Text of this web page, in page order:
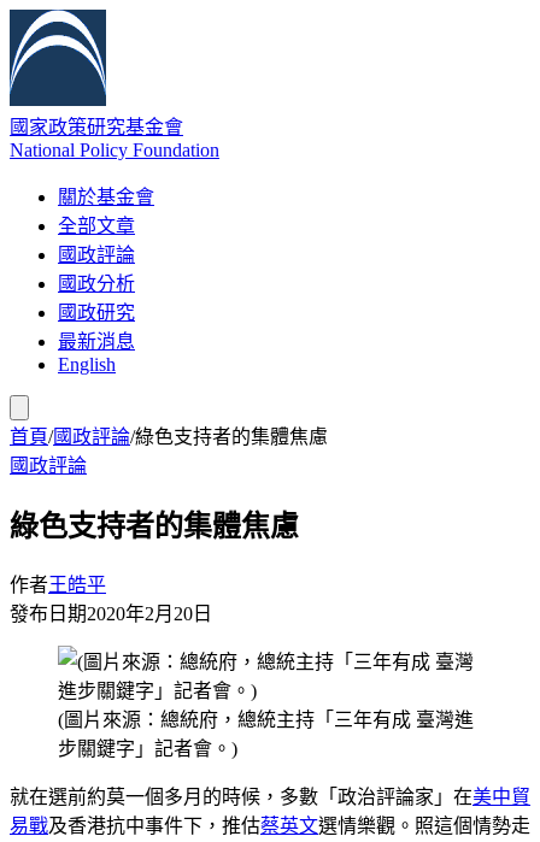
國家政策研究基金會
National Policy Foundation
關於基金會
全部文章
國政評論
國政分析
國政研究
最新消息
English
首頁/國政評論/綠色支持者的集體焦慮
國政評論
綠色支持者的集體焦慮
作者王皓平
發布日期2020年2月20日
(圖片來源：總統府，總統主持「三年有成 臺灣進
步關鍵字」記者會。)
就在選前約莫一個多月的時候，多數「政治評論家」在美中貿
易戰及香港抗中事件下，推估蔡英文選情樂觀。照這個情勢走